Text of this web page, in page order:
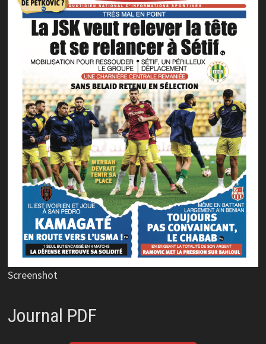
Screenshot
Journal PDF